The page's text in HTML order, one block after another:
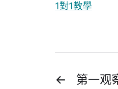
1對1教學
←
第一观